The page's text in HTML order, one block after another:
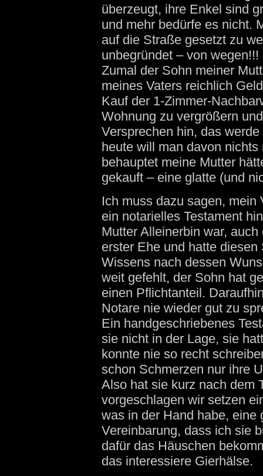
überzeugt, ihre Enkel sind
und mehr bedürfe es nicht.
auf die Straße gesetzt zu
unbegründet – von wegen!!!
Zumal der Sohn meiner
meines Vaters reichlich
Kauf der 1-Zimmer-
Wohnung zu vergrößern
Versprechen hin, das
heute will man davon
behauptet meine Mutter
gekauft – eine glatte (und
Ich muss dazu sagen, mein
ein notarielles Testament
Mutter Alleinerbin war,
erster Ehe und hatte
Wissens nach dessen
weit gefehlt, der Sohn hat
einen Pflichtanteil.
Notare nie wieder gut zu
Ein handgeschriebenes
sie nicht in der Lage, sie
konnte nie so recht
schon Schmerzen nur ihre
Also hat sie kurz nach dem
vorgeschlagen wir setzen
was in der Hand habe, eine
Vereinbarung, dass ich sie
dafür das Häuschen
das interessiere Gierhälse.